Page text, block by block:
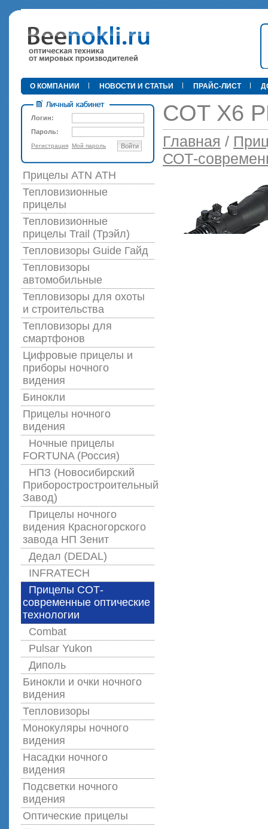
•
89 000
О КОМПАНИИ НОВОСТИ И СТАТЬИ ПРАЙС-ЛИСТ
Логин:
Пароль:
Регистрация Мой пароль Войти
Прицелы ATN АТН
Тепловизионные
прицелы
Тепловизионные
прицелы Trail (Трэйл)
Тепловизоры Guide Гайд
Тепловизоры
автомобильные
Тепловизоры для охоты
и строительства
Тепловизоры для
смартфонов
Цифровые прицелы и
приборы ночного
видения
Бинокли
Прицелы ночного
видения
Ночные прицелы
FORTUNA (Россия)
НПЗ (Новосибирский
Приборостростроительный
Завод)
Прицелы ночного
видения Красногорского
завода НП Зенит
Дедал (DEDAL)
INFRATECH
Прицелы СОТ-
современные оптические
технологии
Combat
Pulsar Yukon
Диполь
Бинокли и очки ночного
видения
Тепловизоры
Монокуляры ночного
видения
Насадки ночного
видения
Подсветки ночного
видения
Оптические прицелы
COT X6
Главная /
СОТ-